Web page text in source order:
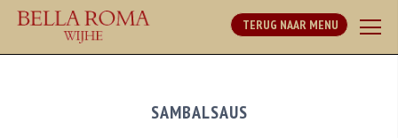
TERUG NAAR MENU
SAMBALSAUS